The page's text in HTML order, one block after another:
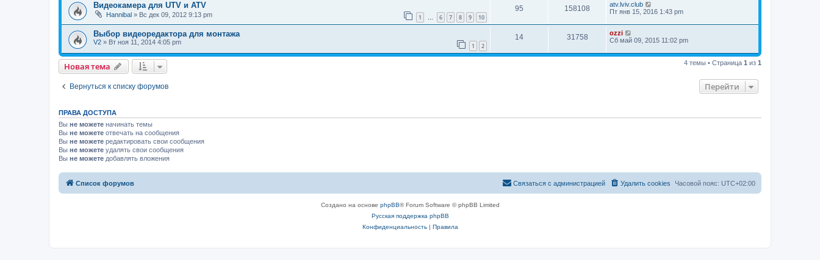
Видеокамера для UTV и ATV
Hannibal » Вс дек 09, 2012 9:13 pm 1 … 6 7 8 9 10
95 158108
atv.lviv.club
Пт янв 15, 2016 1:43 pm
Выбор видеоредактора для монтажа
V2 » Вт ноя 11, 2014 4:05 pm 1 2
14 31758
ozzi
Сб май 09, 2015 11:02 pm
Новая тема 4 темы • Страница 1 из 1
Вернуться к списку форумов Перейти
ПРАВА ДОСТУПА
Вы не можете начинать темы
Вы не можете отвечать на сообщения
Вы не можете редактировать свои сообщения
Вы не можете удалять свои сообщения
Вы не можете добавлять вложения
Список форумов Часовой пояс: UTC+02:00
Удалить cookies
Связаться с администрацией
Создано на основе phpBB® Forum Software © phpBB Limited
Русская поддержка phpBB
Конфиденциальность| Правила